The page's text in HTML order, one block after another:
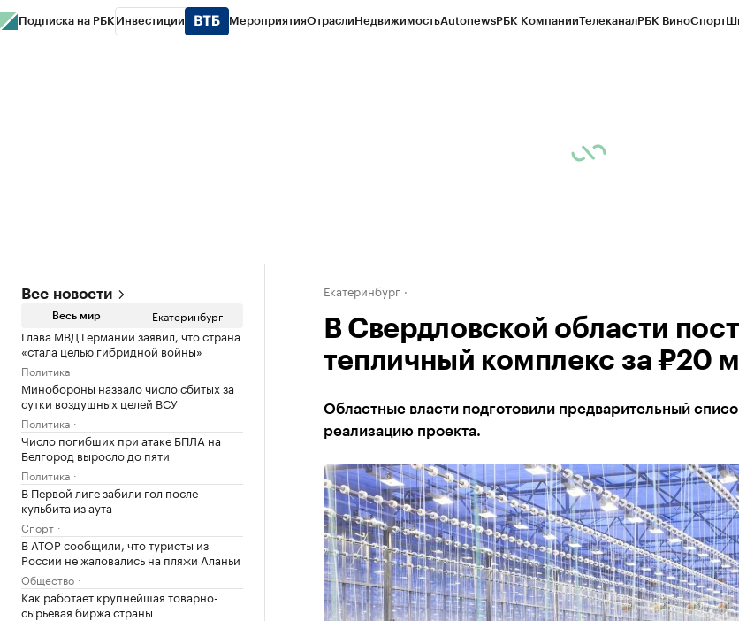
Подписка на РБК Инвестиции МероприятияОтраслиНедвижимостьAutonewsРБК КомпанииТелеканалРБК ВиноСпорт
Все новости
Весь мир Екатеринбург
Глава МВД Германии заявил, что страна
«стала целью гибридной войны»
Политика
Минобороны назвало число сбитых за
сутки воздушных целей ВСУ
Политика
Число погибших при атаке БПЛА на
Белгород выросло до пяти
Политика
В Первой лиге забили гол после
кульбита из аута
Спорт
В АТОР сообщили, что туристы из
России не жаловались на пляжи Аланьи
Общество
Как работает крупнейшая товарно-
сырьевая биржа страны
Екатеринбург
В Свердловской области
тепличный комплекс за ₽20
Областные власти подготовили предварительный
реализацию проекта.